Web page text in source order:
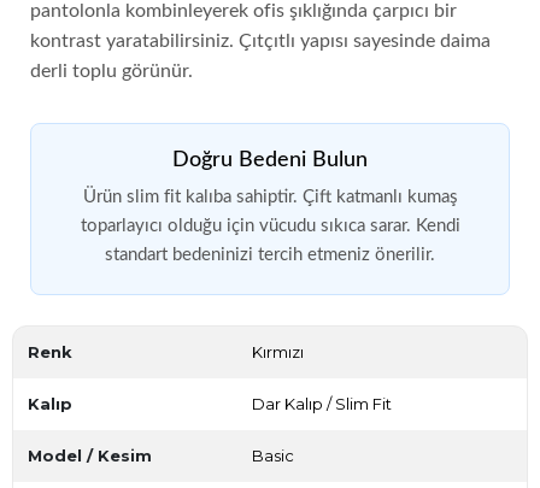
pantolonla kombinleyerek ofis şıklığında çarpıcı bir
kontrast yaratabilirsiniz. Çıtçıtlı yapısı sayesinde daima
derli toplu görünür.
Doğru Bedeni Bulun
Ürün slim fit kalıba sahiptir. Çift katmanlı kumaş
toparlayıcı olduğu için vücudu sıkıca sarar. Kendi
standart bedeninizi tercih etmeniz önerilir.
Renk Kırmızı
Kalıp Dar Kalıp / Slim Fit
Model / Kesim Basic